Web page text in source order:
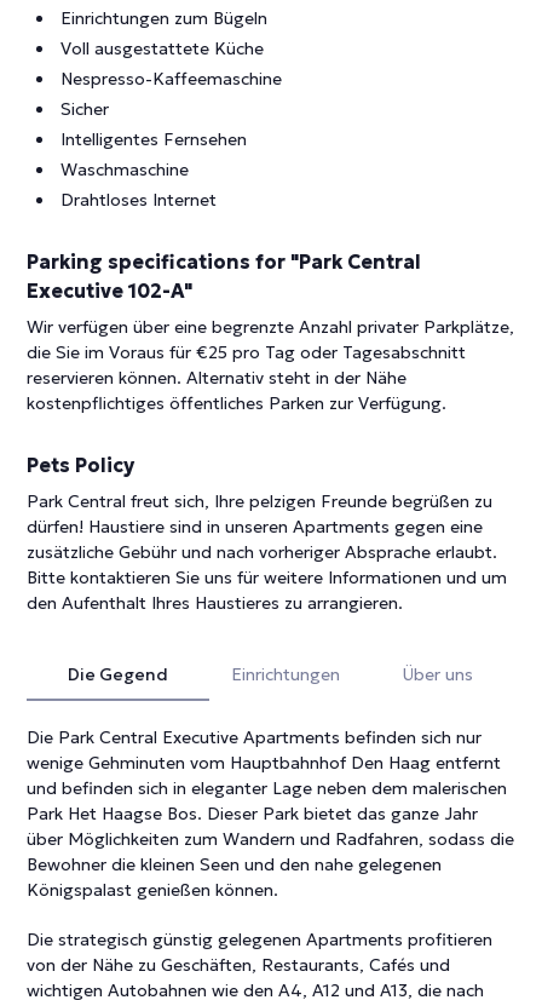
Einrichtungen zum Bügeln
Voll ausgestattete Küche
Nespresso-Kaffeemaschine
Sicher
Intelligentes Fernsehen
Waschmaschine
Drahtloses Internet
Parking specifications for "Park Central
Executive 102-A"
Wir verfügen über eine begrenzte Anzahl privater Parkplätze,
die Sie im Voraus für €25 pro Tag oder Tagesabschnitt
reservieren können. Alternativ steht in der Nähe
kostenpflichtiges öffentliches Parken zur Verfügung.
Pets Policy
Park Central freut sich, Ihre pelzigen Freunde begrüßen zu
dürfen! Haustiere sind in unseren Apartments gegen eine
zusätzliche Gebühr und nach vorheriger Absprache erlaubt.
Bitte kontaktieren Sie uns für weitere Informationen und um
den Aufenthalt Ihres Haustieres zu arrangieren.
Die Gegend Einrichtungen Über uns
Die Park Central Executive Apartments befinden sich nur
wenige Gehminuten vom Hauptbahnhof Den Haag entfernt
und befinden sich in eleganter Lage neben dem malerischen
Park Het Haagse Bos. Dieser Park bietet das ganze Jahr
über Möglichkeiten zum Wandern und Radfahren, sodass die
Bewohner die kleinen Seen und den nahe gelegenen
Königspalast genießen können.
Die strategisch günstig gelegenen Apartments profitieren
von der Nähe zu Geschäften, Restaurants, Cafés und
wichtigen Autobahnen wie den A4, A12 und A13, die nach